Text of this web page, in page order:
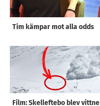
Tim kämpar mot alla odds
Film: Skelleftebo blev vittne